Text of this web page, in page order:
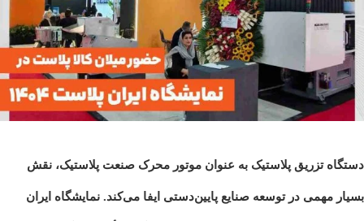
دستگاه تزریق پلاستیک به عنوان موتور محرک صنعت پلاستیک، نقش
بسیار مهمی در توسعه صنایع پایین‌دستی ایفا می‌کند. نمایشگاه ایران